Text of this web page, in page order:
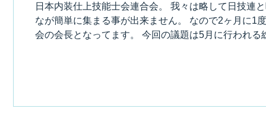
日本内装仕上技能士会連合会。 我々は略して日技連
なが簡単に集まる事が出来ません。 なので2ヶ月に1
会の会長となってます。 今回の議題は5月に行われ
月の総会で正式に交代となります。 渡邊会長から吉